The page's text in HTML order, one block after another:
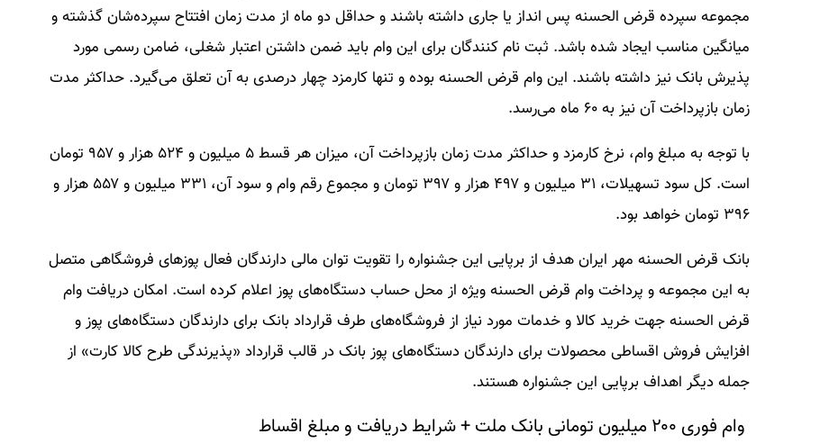
مجموعه سپرده قرض الحسنه پس انداز یا جاری داشته باشند و حداقل دو ماه از مدت زمان افتتاح سپرده‌شان گذشته و
میانگین مناسب ایجاد شده باشد. ثبت نام کنندگان برای این وام باید ضمن داشتن اعتبار شغلی، ضامن رسمی مورد
پذیرش بانک نیز داشته باشند. این وام قرض الحسنه بوده و تنها کارمزد چهار درصدی به آن تعلق می‌گیرد. حداکثر مدت
زمان بازپرداخت آن نیز به ۶۰ ماه می‌رسد.
با توجه به مبلغ وام، نرخ کارمزد و حداکثر مدت زمان بازپرداخت آن، میزان هر قسط ۵ میلیون و ۵۲۴ هزار و ۹۵۷ تومان
است. کل سود تسهیلات، ۳۱ میلیون و ۴۹۷ هزار و ۳۹۷ تومان و مجموع رقم وام و سود آن، ۳۳۱ میلیون و ۵۵۷ هزار و
۳۹۶ تومان خواهد بود.
بانک قرض الحسنه مهر ایران هدف از برپایی این جشنواره را تقویت توان مالی دارندگان فعال پوزهای فروشگاهی متصل
به این مجموعه و پرداخت وام قرض الحسنه ویژه از محل حساب دستگاه‌های پوز اعلام کرده است. امکان دریافت وام
قرض الحسنه جهت خرید کالا و خدمات مورد نیاز از فروشگاه‌های طرف قرارداد بانک برای دارندگان دستگاه‌های پوز و
افزایش فروش اقساطی محصولات برای دارندگان دستگاه‌های پوز بانک در قالب قرارداد «پذیرندگی طرح کالا کارت» از
جمله دیگر اهداف برپایی این جشنواره هستند.
وام فوری ۲۰۰ میلیون تومانی بانک ملت + شرایط دریافت و مبلغ اقساط